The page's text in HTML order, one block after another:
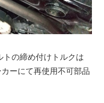
トの締め付けトルクは
ーにて再使用不可部品